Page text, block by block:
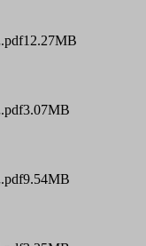
12.27MB
3.07MB
9.54MB